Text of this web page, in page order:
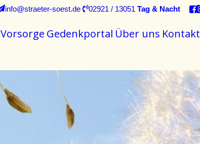
info@straeter-soest.de 02921 / 13051 Tag & Nacht
Vorsorge Gedenkportal Über uns Kontakt